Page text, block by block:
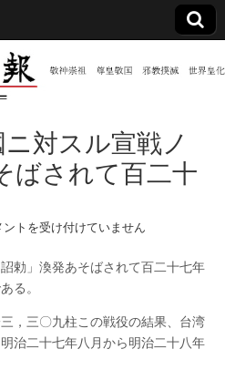
対スル宣戦ノ
ばされて百二十
】
ントを受け付けていません
勅」渙発あそばされて百二十七年
る。
，三〇九柱この戦役の結果、台湾
治二十七年八月から明治二十八年